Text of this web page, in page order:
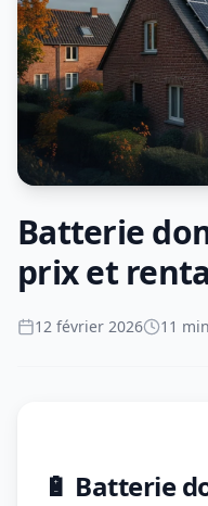
Batterie
prix et
12 février 2026 11
🔋 Batterie